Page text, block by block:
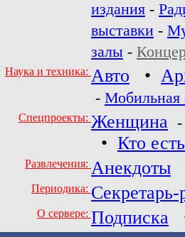
издания -
выставки -
залы -
Наука и техника: Авто •
- Мобильная
Спецпроекты: Женщина -
• Кто
Развлечения: Анекдоты
Периодика:
О сервере: Подписка